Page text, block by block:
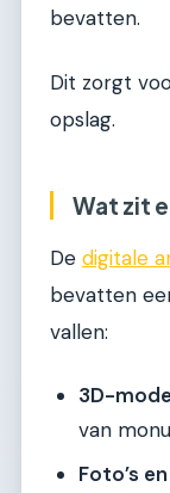
bevatten.
Dit zorgt
opslag.
Wat zit
De digitale
bevatten
vallen:
3D-
van
Foto’s